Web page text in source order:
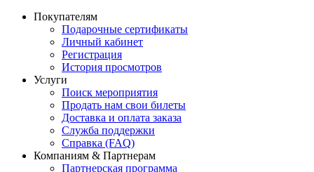
Покупателям
Подарочные сертификаты
Личный кабинет
Регистрация
История просмотров
Услуги
Поиск мероприятия
Продать нам свои билеты
Доставка и оплата заказа
Служба поддержки
Справка (FAQ)
Компаниям & Партнерам
Партнерская программа